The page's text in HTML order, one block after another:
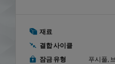
재료
결합 사이클
잠금 유형 푸시풀,